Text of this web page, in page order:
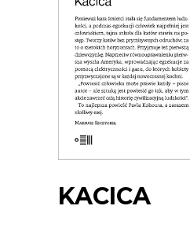
KACICA